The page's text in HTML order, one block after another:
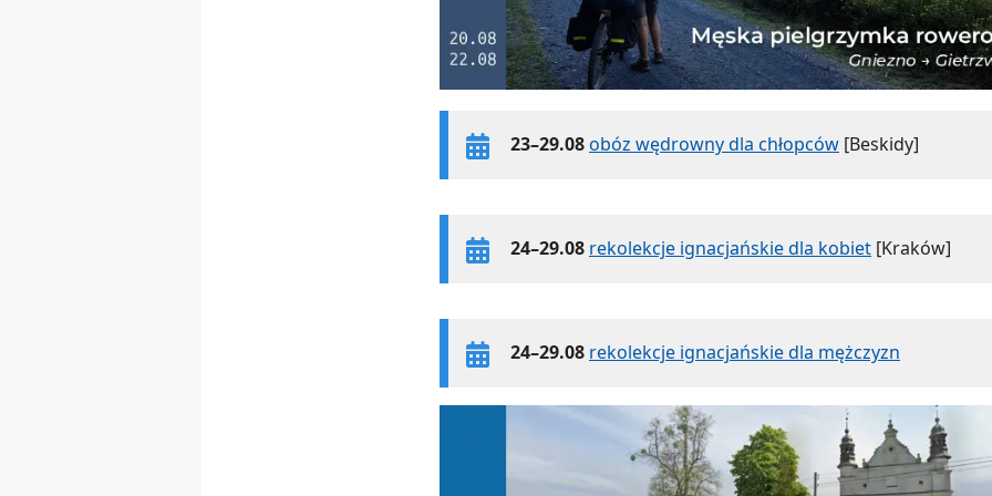
23–29.08obóz wędrowny dla chłopców [Beskidy]
24–29.08 rekolekcje ignacjańskie dla kobiet [Kraków]
24–29.08 rekolekcje ignacjańskie dla mężczyzn